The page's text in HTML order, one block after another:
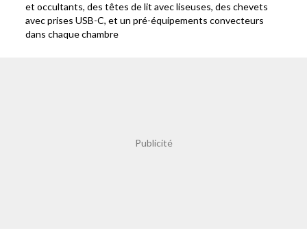
et occultants, des têtes de lit avec liseuses, des chevets
avec prises USB-C, et un pré-équipements convecteurs
dans chaque chambre